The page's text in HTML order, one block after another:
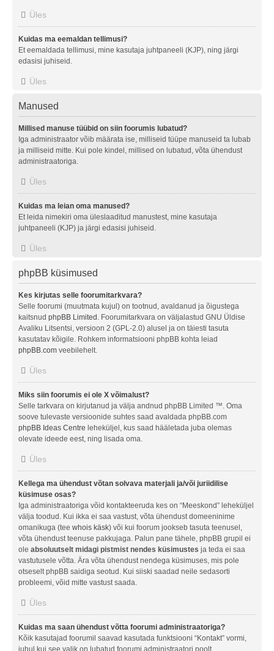
Üles
Kuidas ma eemaldan tellimusi?
Et eemaldada tellimusi, mine kasutaja juhtpaneeli (KJP), ning järgi
edasisi juhiseid.
Üles
Manused
Millised manuse tüübid on siin foorumis lubatud?
Iga administraator võib määrata ise, milliseid tüüpe manuseid ta lubab
ja milliseid mitte. Kui pole kindel, millised on lubatud, võta ühendust
administraatoriga.
Üles
Kuidas ma leian oma manused?
Et leida nimekiri oma üleslaaditud manustest, mine kasutaja
juhtpaneeli (KJP) ja järgi edasisi juhiseid.
Üles
phpBB küsimused
Kes kirjutas selle foorumitarkvara?
Selle foorumi (muutmata kujul) on tootnud, avaldanud ja õigustega
kaitsnud phpBB Limited . Foorumitarkvara on väljalastud GNU Üldise
Avaliku Litsentsi, versioon 2 (GPL-2.0) alusel ja on täiesti tasuta
kasutatav kõigile. Rohkem informatsiooni phpBB kohta leiad
phpBB.com veebilehelt.
Üles
Miks siin foorumis ei ole X võimalust?
Selle tarkvara on kirjutanud ja välja andnud phpBB Limited ™. Oma
soove tulevaste versioonide suhtes saad avaldada phpBB.com
phpBB Ideas Centre leheküljel, kus saad hääletada juba olemas
olevate ideede eest, ning lisada oma.
Üles
Kellega ma ühendust võtan solvava materjali ja/või juriidilise
küsimuse osas?
Iga administraatoriga võid kontakteeruda kes on “Meeskond” leheküljel
välja toodud. Kui ikka ei saa vastust, võta ühendust domeeninime
omanikuga (tee whois käsk) või kui foorum jookseb tasuta teenusel,
võta ühendust teenuse pakkujaga. Palun pane tähele, phpBB grupil ei
ole absoluutselt midagi pistmist nendes küsimustes ja teda ei saa
vastutusele võtta. Ära võta ühendust nendega küsimuses, mis pole
otseselt phpBB saidiga seotud. Kui siiski saadad neile sedasorti
probleemi, võid mitte vastust saada.
Üles
Kuidas ma saan ühendust võtta foorumi administraatoriga?
Kõik kasutajad foorumil saavad kasutada funktsiooni “Kontakt” vormi,
juhul kui see valik on lubatud foorumi administraatori poolt.